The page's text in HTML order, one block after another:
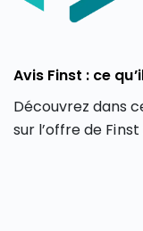
Avis Finst : ce
Découvrez dans
sur l’offre de